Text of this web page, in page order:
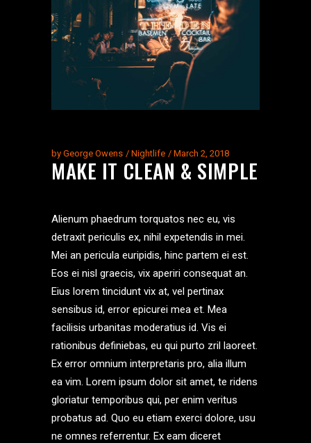
by George Owens Nightlife March 2, 2018
MAKE IT CLEAN & SIMPLE
Alienum phaedrum torquatos nec eu, vis
detraxit periculis ex, nihil expetendis in mei.
Mei an pericula euripidis, hinc partem ei est.
Eos ei nisl graecis, vix aperiri consequat an.
Eius lorem tincidunt vix at, vel pertinax
sensibus id, error epicurei mea et. Mea
facilisis urbanitas moderatius id. Vis ei
rationibus definiebas, eu qui purto zril laoreet.
Ex error omnium interpretaris pro, alia illum
ea vim. Lorem ipsum dolor sit amet, te ridens
gloriatur temporibus qui, per enim veritus
probatus ad. Quo eu etiam exerci dolore, usu
ne omnes referrentur. Ex eam diceret